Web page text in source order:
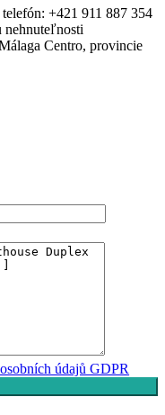
+421 911 887 354
nehnuteľnosti
Centro, provincie
údajů GDPR